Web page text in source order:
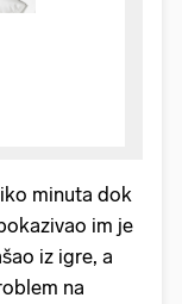
minuta dok
im je
iz igre, a
na